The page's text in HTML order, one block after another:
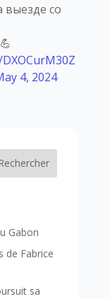
выезде со
4, 2024
Rechercher
Gabon
de Fabrice
sa